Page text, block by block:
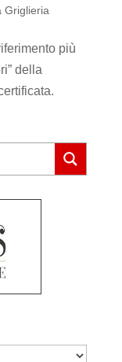
Griglieria
più
della